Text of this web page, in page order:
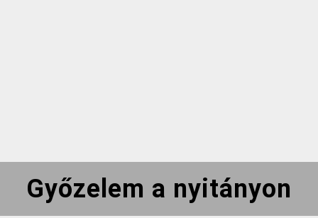
Győzelem a nyitányon